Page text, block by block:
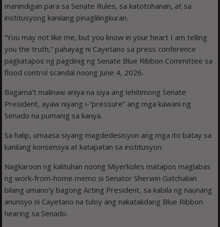
manindigan para sa Senate Rules, sa katotohanan, at sa
institusyong kanilang pinaglilingkuran.
“You may not like me, but you know in your heart I am telling
you the truth,” pahayag ni Cayetano sa press conference
pagkatapos ng pagdinig ng Senate Blue Ribbon Committee sa
flood control scandal noong June 4, 2026.
Bagama’t malinaw aniya na siya ang lehitimong Senate
President, ayaw niyang i-“pressure” ang mga kawani ng
Senado na pumanig sa kanya.
Sa halip, umaasa siyang magdedesisyon ang mga ito batay sa
kanilang konsensya at katapatan sa institusyon.
Nagkaroon ng kalituhan noong Miyerkoles matapos maglabas
ng work-from-home memo si Senator Sherwin Gatchalian
bilang umano’y bagong Acting President, sa kabila ng naunang
anunsyo ni Cayetano na tuloy ang nakatakdang Blue Ribbon
hearing sa Senado.